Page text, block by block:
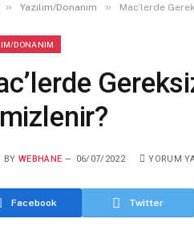
» Yazılım/Donanım » Mac’lerde
DONANIM
BY WEBHANE 06/07/2022 YORUM
Facebook Twitter